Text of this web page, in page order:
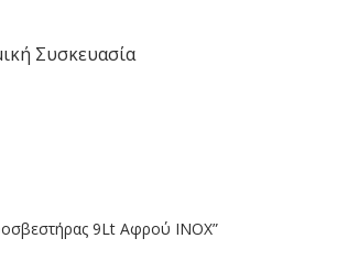
Συσκευασία
9Lt Αφρού INOX”